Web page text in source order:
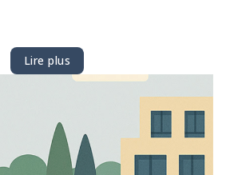
Lire plus